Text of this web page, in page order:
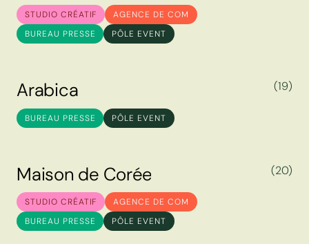
Meteor
STUDIO CRÉATIF
AGENCE DE COM
BUREAU PRESSE
PÔLE EVENT
A
A
r
r
a
a
b
b
i
i
c
c
a
a
BUREAU PRESSE PÔLE EVENT
(19)
M
M
a
a
i
i
s
s
o
o
n
n
d
d
e
e
C
C
o
o
r
r
é
é
e
e
STUDIO CRÉATIF
AGENCE DE COM
BUREAU PRESSE
PÔLE EVENT
(20)